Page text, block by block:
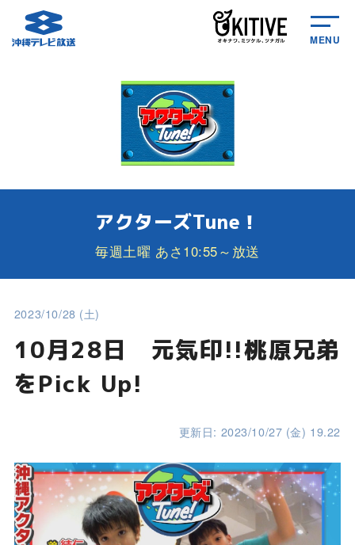
MENU
アクターズTune！
毎週土曜 あさ10:55～放送
2023/10/28 (土)
10月28日 元気印!!桃原兄弟
をPick Up!
更新日: 2023/10/27 (金) 19.22